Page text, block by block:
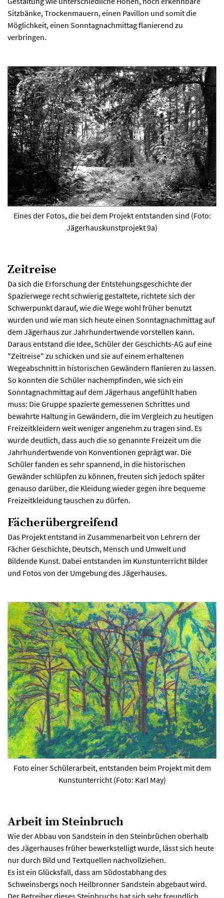
Sitzbänke, Trockenmauern, einen Pavillon und somit die
Möglichkeit, einen Sonntagnachmittag flanierend zu
verbringen.
Eines der Fotos, die bei dem Projekt entstanden sind (Foto:
Jägerhauskunstprojekt 9a)
Zeitreise
Da sich die Erforschung der Entstehungsgeschichte der
Spazierwege recht schwierig gestaltete, richtete sich der
Schwerpunkt darauf, wie die Wege wohl früher benutzt
wurden und wie man sich heute einen Sonntagnachmittag auf
dem Jägerhaus zur Jahrhundertwende vorstellen kann.
Daraus entstand die Idee, Schüler der Geschichts-AG auf eine
"Zeitreise" zu schicken und sie auf einem erhaltenen
Wegeabschnitt in historischen Gewändern flanieren zu lassen.
So konnten die Schüler nachempfinden, wie sich ein
Sonntagnachmittag auf dem Jägerhaus angefühlt haben
muss: Die Gruppe spazierte gemessenen Schrittes und
bewahrte Haltung in Gewändern, die im Vergleich zu heutigen
Freizeitkleidern weit weniger angenehm zu tragen sind. Es
wurde deutlich, dass auch die so genannte Freizeit um die
Jahrhundertwende von Konventionen geprägt war. Die
Schüler fanden es sehr spannend, in die historischen
Gewänder schlüpfen zu können, freuten sich jedoch später
genauso darüber, die Kleidung wieder gegen ihre bequeme
Freizeitkleidung tauschen zu dürfen.
Fächerübergreifend
Das Projekt entstand in Zusammenarbeit von Lehrern der
Fächer Geschichte, Deutsch, Mensch und Umwelt und
Bildende Kunst. Dabei entstanden im Kunstunterricht Bilder
und Fotos von der Umgebung des Jägerhauses.
Foto einer Schülerarbeit, entstanden beim Projekt mit dem
Kunstunterricht (Foto: Karl May)
Arbeit im Steinbruch
Wie der Abbau von Sandstein in den Steinbrüchen oberhalb
des Jägerhauses früher bewerkstelligt wurde, lässt sich heute
nur durch Bild und Textquellen nachvollziehen.
Es ist ein Glücksfall, dass am Südostabhang des
Schweinsbergs noch Heilbronner Sandstein abgebaut wird.